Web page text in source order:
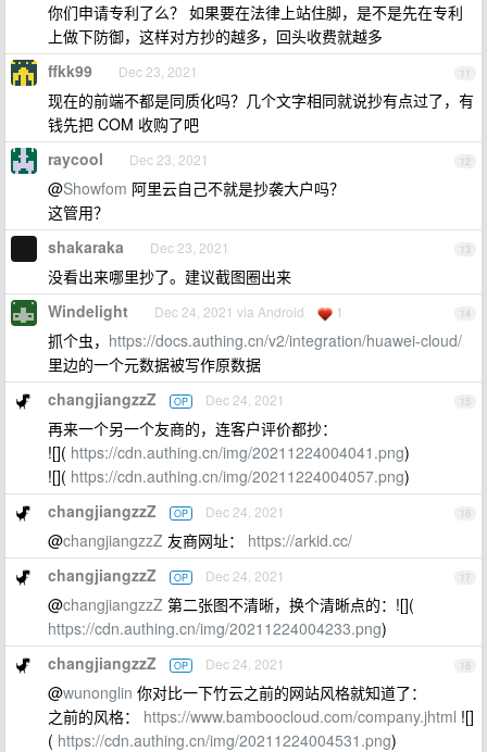
你们申请专利了么？ 如果要在法律上站住脚，是不是先在专利
上做下防御，这样对方抄的越多，回头收费就越多
11
ffkk99 Dec 23, 2021
现在的前端不都是同质化吗？几个文字相同就说抄有点过了，有
钱先把 COM 收购了吧
12
raycool Dec 23, 2021
@Showfom 阿里云自己不就是抄袭大户吗？
这管用？
13
shakaraka Dec 23, 2021
没看出来哪里抄了。建议截图圈出来
14
Windelight Dec 24, 2021 via Android 1
抓个虫， https://docs.authing.cn/v2/integration/huawei-cloud/
里边的一个元数据被写作原数据
15
changjiangzzZ OP Dec 24, 2021
再来一个另一个友商的，连客户评价都抄：
![]( https://cdn.authing.cn/img/20211224004041.png)
![]( https://cdn.authing.cn/img/20211224004057.png)
16
changjiangzzZ OP Dec 24, 2021
@changjiangzzZ 友商网址： https://arkid.cc/
17
changjiangzzZ OP Dec 24, 2021
@changjiangzzZ 第二张图不清晰，换个清晰点的：![](
https://cdn.authing.cn/img/20211224004233.png)
18
changjiangzzZ OP Dec 24, 2021
@wunonglin 你对比一下竹云之前的网站风格就知道了：
之前的风格： https://www.bamboocloud.com/company.jhtml ![]
( https://cdn.authing.cn/img/20211224004531.png)